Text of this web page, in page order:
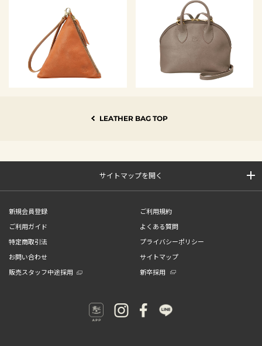
LEATHER BAG TOP
サイトマップを開く
新規会員登録
ご利用規約
ご利用ガイド
よくある質問
特定商取引法
プライバシーポリシー
お問い合わせ
サイトマップ
販売スタッフ中途採用
新卒採用